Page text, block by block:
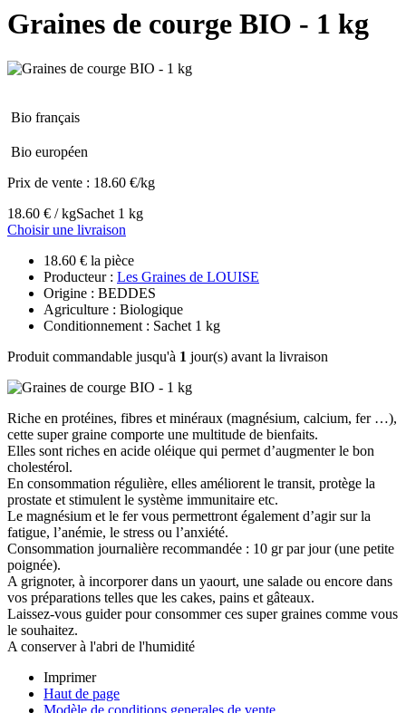
Graines de courge BIO - 1 kg
Bio français
Bio européen
Prix de vente : 18.60 €/kg
18.60 € / kgSachet 1 kg
Choisir une livraison
18.60 € la pièce
Producteur : Les Graines de LOUISE
Origine : BEDDES
Agriculture : Biologique
Conditionnement : Sachet 1 kg
Produit commandable jusqu'à 1 jour(s) avant la livraison
Riche en protéines, fibres et minéraux (magnésium, calcium, fer …),
cette super graine comporte une multitude de bienfaits.
Elles sont riches en acide oléique qui permet d’augmenter le bon
cholestérol.
En consommation régulière, elles améliorent le transit, protège la
prostate et stimulent le système immunitaire etc.
Le magnésium et le fer vous permettront également d’agir sur la
fatigue, l’anémie, le stress ou l’anxiété.
Consommation journalière recommandée : 10 gr par jour (une petite
poignée).
A grignoter, à incorporer dans un yaourt, une salade ou encore dans
vos préparations telles que les cakes, pains et gâteaux.
Laissez-vous guider pour consommer ces super graines comme vous
le souhaitez.
A conserver à l'abri de l'humidité
Imprimer
Haut de page
Modèle de conditions generales de vente